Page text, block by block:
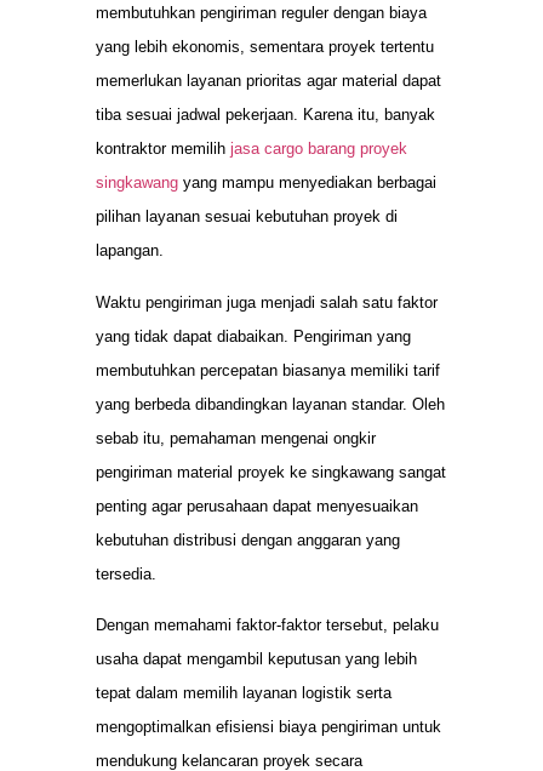
membutuhkan pengiriman reguler dengan biaya
yang lebih ekonomis, sementara proyek tertentu
memerlukan layanan prioritas agar material dapat
tiba sesuai jadwal pekerjaan. Karena itu, banyak
kontraktor memilih jasa cargo barang proyek
singkawang yang mampu menyediakan berbagai
pilihan layanan sesuai kebutuhan proyek di
lapangan.
Waktu pengiriman juga menjadi salah satu faktor
yang tidak dapat diabaikan. Pengiriman yang
membutuhkan percepatan biasanya memiliki tarif
yang berbeda dibandingkan layanan standar. Oleh
sebab itu, pemahaman mengenai ongkir
pengiriman material proyek ke singkawang sangat
penting agar perusahaan dapat menyesuaikan
kebutuhan distribusi dengan anggaran yang
tersedia.
Dengan memahami faktor-faktor tersebut, pelaku
usaha dapat mengambil keputusan yang lebih
tepat dalam memilih layanan logistik serta
mengoptimalkan efisiensi biaya pengiriman untuk
mendukung kelancaran proyek secara